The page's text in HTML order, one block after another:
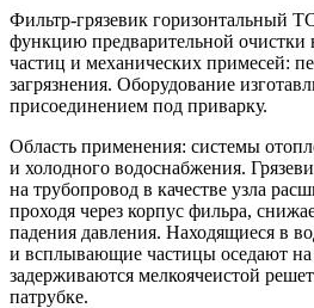
Фильтр-грязевик горизонтальный
функцию предварительной
частиц и механических примесей:
загрязнения. Оборудование
присоединением под приварку.
Область применения: системы
и холодного водоснабжения.
на трубопровод в качестве узла
проходя через корпус фильра,
падения давления. Находящиеся в
и всплывающие частицы оседают на
задерживаются мелкоячеистой
патрубке.